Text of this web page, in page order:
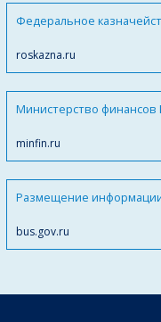
Федеральное
roskazna.ru
Министерство финансов
minfin.ru
Размещение
bus.gov.ru